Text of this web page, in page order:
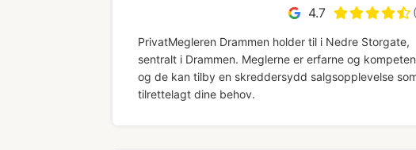
4.7
PrivatMegleren Drammen holder til i Nedre Storgate,
sentralt i Drammen. Meglerne er erfarne og
og de kan tilby en skreddersydd salgsopplevelse
tilrettelagt dine behov.